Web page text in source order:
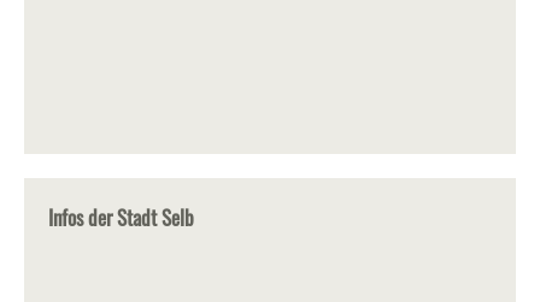
Infos der Stadt Selb